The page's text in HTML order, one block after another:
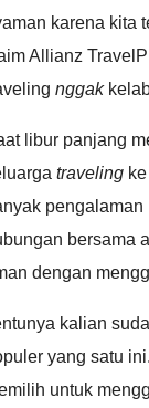
karena kita
Allianz
nggak
libur panjang
traveling
bersama
dengan
kalian
yang satu
untuk